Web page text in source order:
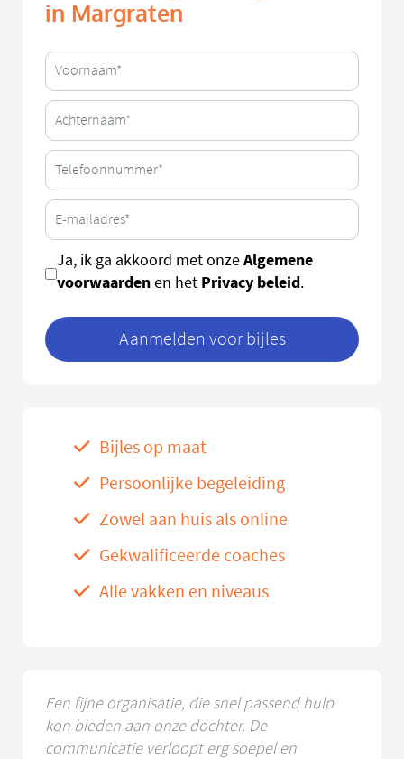
in Margraten
Ja, ik ga akkoord met onzeAlgemene
voorwaardenen het Privacy beleid.
Aanmelden voor bijles
Bijles op maat
Persoonlijke begeleiding
Zowel aan huis als online
Gekwalificeerde coaches
Alle vakken en niveaus
Een fijne organisatie, die snel passend hulp
kon bieden aan onze dochter. De
communicatie verloopt erg soepel en